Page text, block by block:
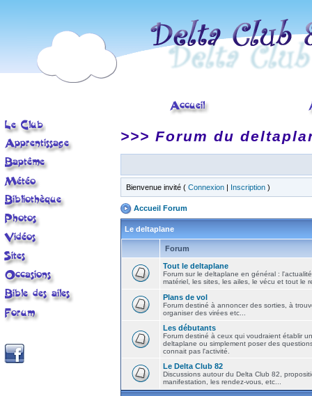
>>> Forum du
Bienvenue invité ( Connexion | Inscription )
Accueil Forum
Le deltaplane
Forum
Tout le deltaplane
Forum sur le deltaplane en général :
matériel, les sites, les ailes, le vécu et tout le
Plans de vol
Forum destiné à annoncer des sorties, à
organiser des virées etc...
Les débutants
Forum destiné à ceux qui voudraient établir
deltaplane ou simplement poser des
connait pas l'activité.
Le Delta Club 82
Discussions autour du Delta Club 82,
manifestation, les rendez-vous, etc...